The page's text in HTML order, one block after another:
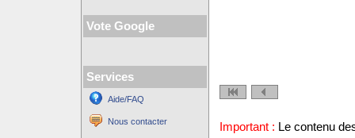
Vote Google
Services
Aide/FAQ
Nous contacter Important : Le contenu